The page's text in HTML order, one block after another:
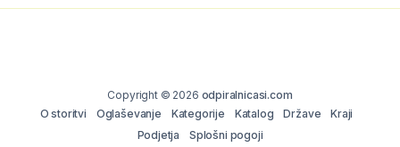
Copyright © 2026 odpiralnicasi.com
O storitvi
Oglaševanje Kategorije Katalog Države
Kraji
Podjetja
Splošni pogoji